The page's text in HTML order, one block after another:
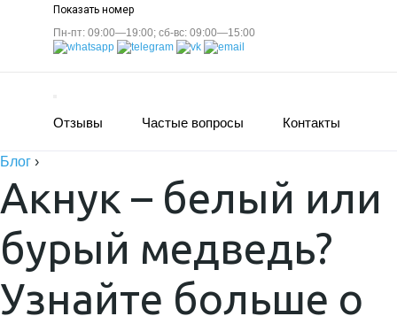
Показать номер
Пн-пт: 09:00—19:00; сб-вс: 09:00—15:00
Отзывы Частые вопросы Контакты
Блог ›
Акнук – белый или
бурый медведь?
Узнайте больше о